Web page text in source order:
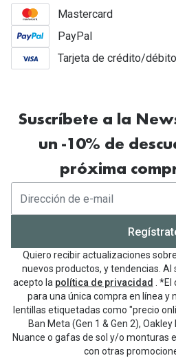
Mastercard
PayPal
Tarjeta de crédito/débito
Suscríbete a la
un -10% de
próxima
Quiero recibir actualizaciones
nuevos productos, y tendencias.
acepto la política de privacidad . *El
para una única compra en línea y
lentillas etiquetadas como "precio
Ban Meta (Gen 1 & Gen 2),
Nuance o gafas de sol y/o monturas
con otras